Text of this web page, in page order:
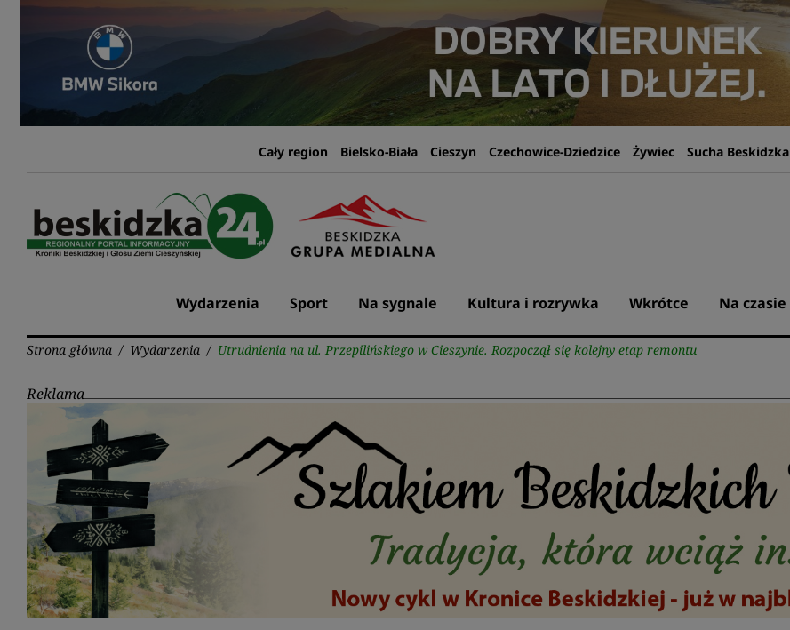
Przejdź
Cały region Bielsko-Biała Cieszyn Czechowice-Dziedzice Żywiec Sucha Beskidzka
Wydarzenia Sport Na sygnale Kultura i rozrywka Wkrótce Na czasie
Strona główna / Wydarzenia / Utrudnienia na ul. Przepilińskiego w Cieszynie. Rozpoczął się kolejny etap remontu
Reklama